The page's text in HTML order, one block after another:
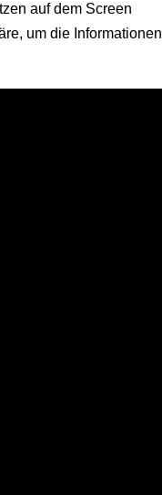
auf dem Screen
um die Informationen